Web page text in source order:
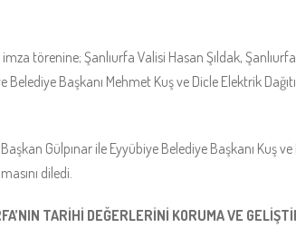
törenine; Şanlıurfa Valisi Hasan Şıldak,
Belediye Başkanı Mehmet Kuş ve Dicle Elektrik
Gülpınar ile Eyyübiye Belediye Başkanı Kuş
diledi.
TARİHİ DEĞERLERİNİ KORUMA VE